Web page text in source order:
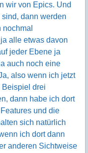
wir von Epics. Und
dann werden
alle etwas davon
jeder Ebene ja
auch noch eine
also wenn ich jetzt
Beispiel drei
dann habe ich dort
und die
sich natürlich
ich dort dann
anderen Sichtweise